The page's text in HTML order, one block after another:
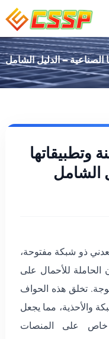
الصناعية – الدليل الشامل
وتطبيقاتها
الشامل
ذو شبكة مفتوحة،
للأحمال على
تخلق هذه الحواف
والأحذية، مما يجعل
خاص على المنصات